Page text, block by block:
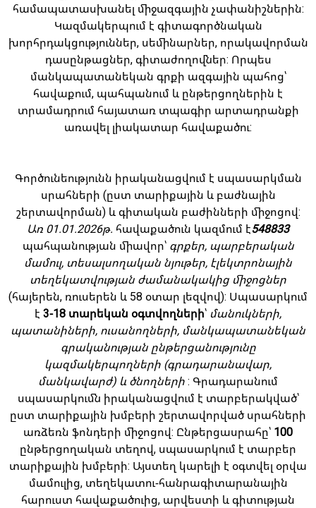
համապատասխանել միջազգային չափանիշներին:
Կազմակերպում է գիտագործնական
խորհրդակցություններ, սեմինարներ, որակավորման
դասընթացներ, գիտաժողովներ: Որպես
մանկապատանեկան գրքի ազգային պահոց՝
հավաքում, պահպանում և ընթերցողներին է
տրամադրում հայատառ տպագիր արտադրանքի
առավել լիակատար հավաքածու:
Գործունեությունն իրականացվում է սպասարկման
սրահների (ըստ տարիքային և բաժնային
շերտավորման) և գիտական բաժինների միջոցով:
Առ 01.01.2026թ. հավաքածուն կազմում է548833
պահպանության միավոր՝ գրքեր, պարբերական
մամուլ, տեսալսողական նյութեր, էլեկտրոնային
տեղեկատվության ժամանակակից միջոցներ
(հայերեն, ռուսերեն և 58 օտար լեզվով): Սպասարկում
է 3-18 տարեկան օգտվողների՝ մանուկների,
պատանիների, ուսանողների, մանկապատանեկան
գրականության ընթերցանությունը
կազմակերպողների (գրադարանավար,
մանկավարժ) և ծնողների: Գրադարանում
սպասարկումն իրականացվում է տարբերակված՝
ըստ տարիքային խմբերի շերտավորված սրահների
առձեռն ֆոնդերի միջոցով: Ընթերցասրահը՝ 100
ընթերցողական տեղով, սպասարկում է տարբեր
տարիքային խմբերի: Այստեղ կարելի է օգտվել օրվա
մամուլից, տեղեկատու-հանրագիտարանային
հարուստ հավաքածուից, արվեստի և գիտության